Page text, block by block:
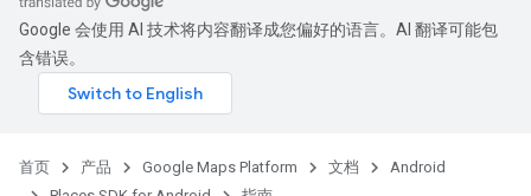
Google 会使用 AI 技术将内容翻译成您偏好的语言。AI 翻译可能包
含错误。
首页 产品 Google Maps Platform 文档
Android